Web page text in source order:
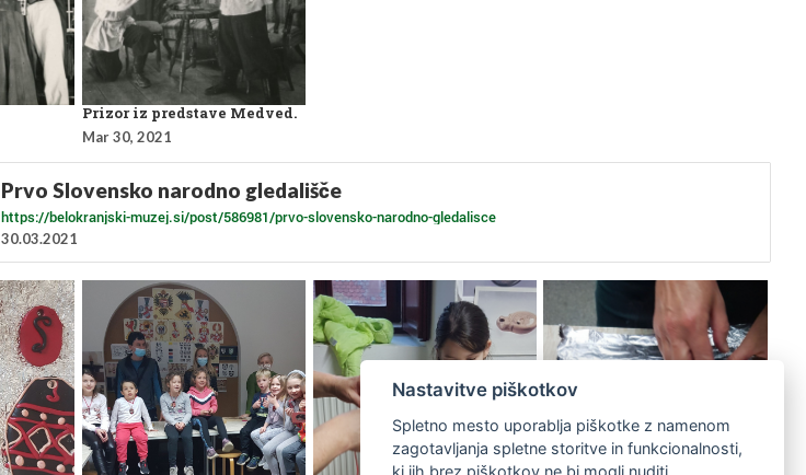
Prizor iz predstave Medved.
Mar 30, 2021
Prvo Slovensko narodno gledališče
https://belokranjski-muzej.si/post/586981/prvo-slovensko-narodno-gledalisce
30.03.2021
Nastavitve piškotkov
Spletno mesto uporablja piškotke z namenom
zagotavljanja spletne storitve in funkcionalnosti,
ki jih brez piškotkov ne bi mogli nuditi.